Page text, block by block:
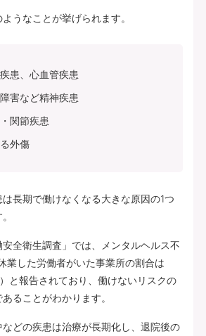
うなことが挙げられます。
患、心血管疾患
害など精神疾患
関節疾患
外傷
長期で働けなくなる大きな原因の1つ
全衛生調査」では、メンタルヘルス不
業した労働者がいた事業所の割合は
と報告されており、働けないリスクの
ることがわかります。
などの疾患は治療が長期化し、退院後の